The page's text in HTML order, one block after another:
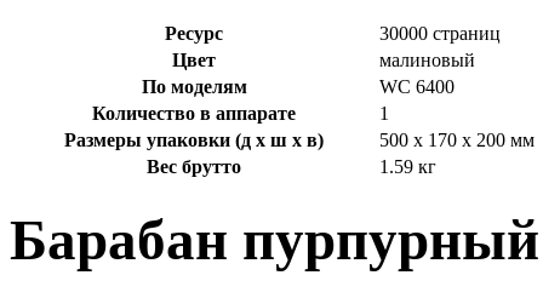
Ресурс
30000 страниц
Цвет
малиновый
По моделям
WC 6400
Количество в аппарате
1
Размеры упаковки (д х ш х в)
500 x 170 x 200 мм
Вес брутто
1.59 кг
Барабан